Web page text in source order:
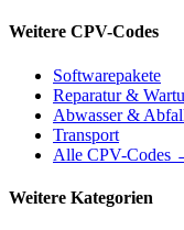
Weitere CPV-Codes
Softwarepakete
Reparatur &
Abwasser &
Transport
Alle CPV-Codes
Weitere Kategorien